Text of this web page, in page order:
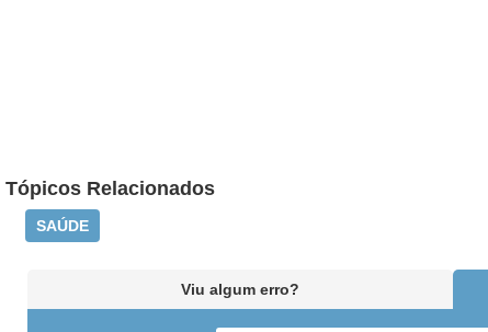
Tópicos Relacionados
SAÚDE
Viu algum erro?